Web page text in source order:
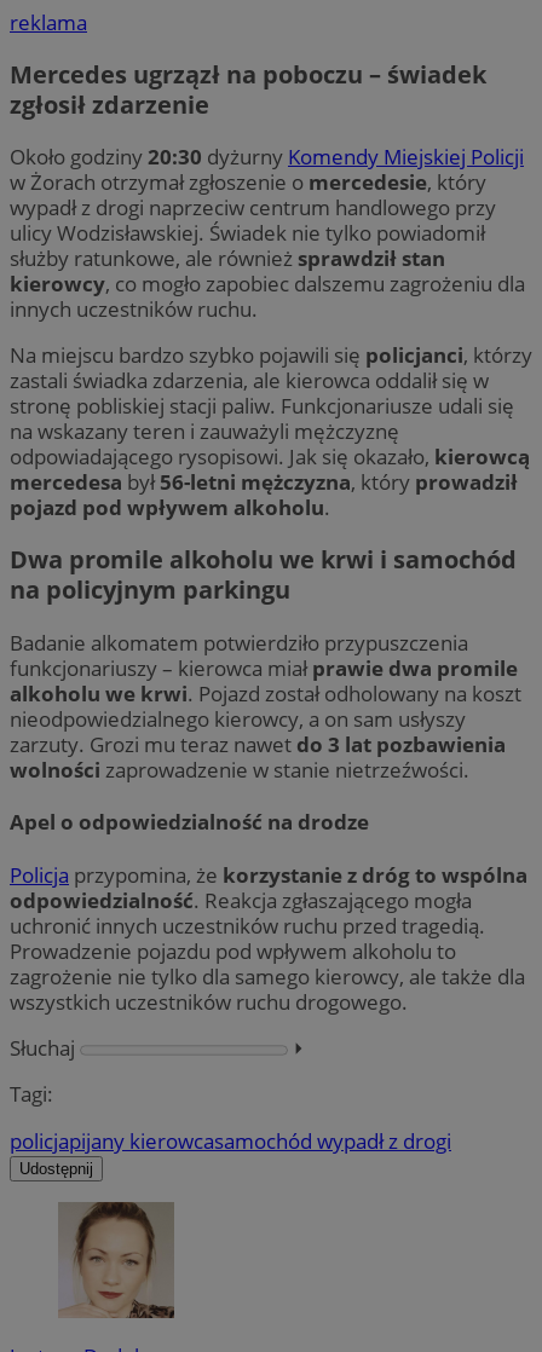
reklama
Mercedes ugrzązł na poboczu – świadek
zgłosił zdarzenie
Około godziny20:30 dyżurny Komendy Miejskiej Policji
w Żorach otrzymał zgłoszenie o mercedesie, który
wypadł z drogi naprzeciw centrum handlowego przy
ulicy Wodzisławskiej. Świadek nie tylko powiadomił
służby ratunkowe, ale również sprawdził stan
kierowcy, co mogło zapobiec dalszemu zagrożeniu dla
innych uczestników ruchu.
Na miejscu bardzo szybko pojawili się policjanci, którzy
zastali świadka zdarzenia, ale kierowca oddalił się w
stronę pobliskiej stacji paliw. Funkcjonariusze udali się
na wskazany teren i zauważyli mężczyznę
odpowiadającego rysopisowi. Jak się okazało, kierowcą
mercedesa był56-letni mężczyzna, który prowadził
pojazd pod wpływem alkoholu.
Dwa promile alkoholu we krwi i samochód
na policyjnym parkingu
Badanie alkomatem potwierdziło przypuszczenia
funkcjonariuszy – kierowca miałprawie dwa promile
alkoholu we krwi. Pojazd został odholowany na koszt
nieodpowiedzialnego kierowcy, a on sam usłyszy
zarzuty. Grozi mu teraz nawet do 3 lat pozbawienia
wolności zaprowadzenie w stanie nietrzeźwości.
Apel o odpowiedzialność na drodze
Policja przypomina, że korzystanie z dróg to wspólna
odpowiedzialność. Reakcja zgłaszającego mogła
uchronić innych uczestników ruchu przed tragedią.
Prowadzenie pojazdu pod wpływem alkoholu to
zagrożenie nie tylko dla samego kierowcy, ale także dla
wszystkich uczestników ruchu drogowego.
Słuchaj
⏵︎
Tagi:
policjapijany kierowcasamochód wypadł z drogi
Udostępnij